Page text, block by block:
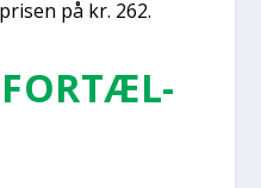
på kr. 262.
FOR­TÆL­